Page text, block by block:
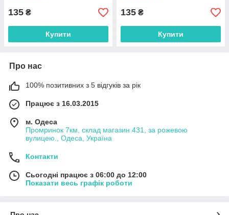
135 ₴
Купити
135 ₴
Купити
Про нас
100% позитивних з 5 відгуків за рік
Працює з 16.03.2015
м. Одеса
Промринок 7км, склад магазин 431, за рожевою
вулицею., Одеса, Україна
Контакти
Сьогодні працює з 06:00 до 12:00
Показати весь графік роботи